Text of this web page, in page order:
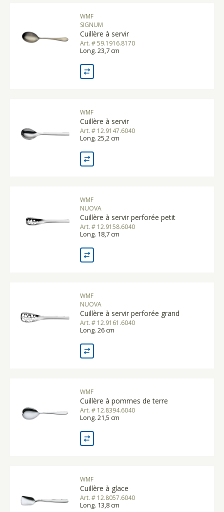
WMF
SIGNUM
Cuillère à servir
Art. # 59.1916.8170
Long. 23,7 cm
WMF
Cuillère à servir
Art. # 12.9147.6040
Long. 25,2 cm
WMF
NUOVA
Cuillère à servir perforée petit
Art. # 12.9158.6040
Long. 18,7 cm
WMF
NUOVA
Cuillère à servir perforée grand
Art. # 12.9161.6040
Long. 26 cm
WMF
Cuillère à pommes de terre
Art. # 12.8394.6040
Long. 21,5 cm
WMF
Cuillère à glace
Art. # 12.8057.6040
Long. 13,8 cm